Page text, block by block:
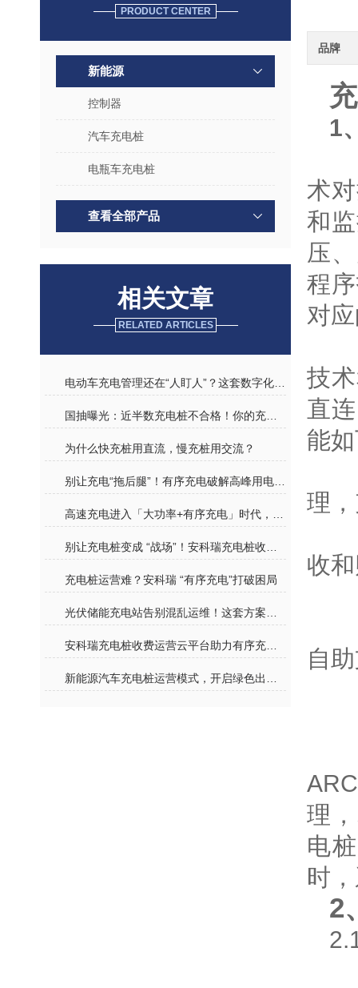
PRODUCT CENTER
新能源
控制器
汽车充电桩
电瓶车充电桩
查看全部产品
相关文章
RELATED ARTICLES
为什么快充桩用直流，慢充桩用交流？
充电桩运营难？安科瑞 “有序充电”打破困局
品牌
1
术
和
压
程
对
技
直
能
理
收
自
理
电
时
2